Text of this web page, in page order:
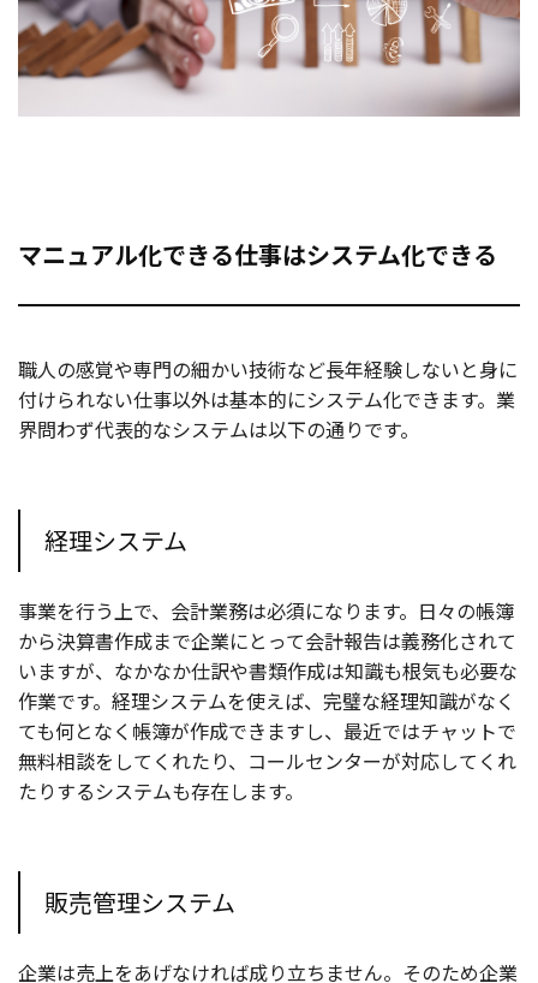
マニュアル化できる仕事はシステム化できる
職人の感覚や専門の細かい技術など長年経験しないと身に
付けられない仕事以外は基本的にシステム化できます。業
界問わず代表的なシステムは以下の通りです。
経理システム
事業を行う上で、会計業務は必須になります。日々の帳簿
から決算書作成まで企業にとって会計報告は義務化されて
いますが、なかなか仕訳や書類作成は知識も根気も必要な
作業です。経理システムを使えば、完璧な経理知識がなく
ても何となく帳簿が作成できますし、最近ではチャットで
無料相談をしてくれたり、コールセンターが対応してくれ
たりするシステムも存在します。
販売管理システム
企業は売上をあげなければ成り立ちません。そのため企業